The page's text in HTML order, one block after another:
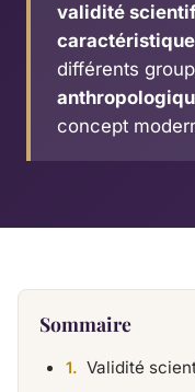
validité
différents
concept
Sommaire
Validité